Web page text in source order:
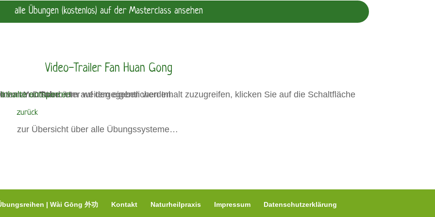
alle Übungen (kostenlos) auf der Masterclass ansehen
Video-Trailer Fan Huan Gong
vonYouTube
Bitte beachten Sie, dass dabei Daten an Drittanbieter weitergegeben werden.
entsperren
zurück
zur Übersicht über alle Übungssysteme…
| Wài Gōng 外功 Kontakt Naturheilpraxis Impressum
Datenschutzerklärung